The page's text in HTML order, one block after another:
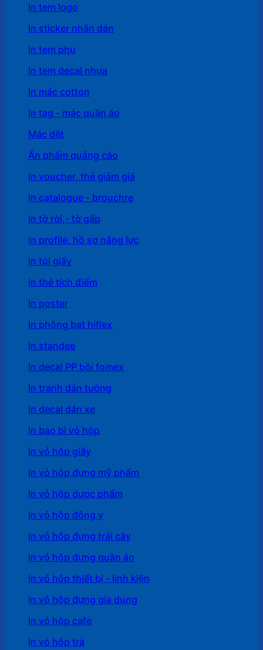
In tem logo
In sticker nhãn dán
In tem phụ
In tem decal nhựa
In mác cotton
In tag - mác quần áo
Mác dệt
Ấn phẩm quảng cáo
In voucher, thẻ giảm giá
In catalogue - brouchre
In tờ rời,- tờ gấp
In profile, hồ sơ năng lực
In túi giấy
In thẻ tích điểm
In poster
In phông bạt hiflex
In standee
In decal PP bồi fomex
In tranh dán tường
In decal dán xe
In bao bì vỏ hộp
In vỏ hộp giấy
In vỏ hộp đựng mỹ phẩm
In vỏ hộp dược phẩm
In vỏ hộp đông y
In vỏ hộp đựng trái cây
In vỏ hộp đựng quần áo
In vỏ hộp thiết bị - linh kiện
In vỏ hộp đựng gia dụng
In vỏ hộp cafe
In vỏ hôp trà